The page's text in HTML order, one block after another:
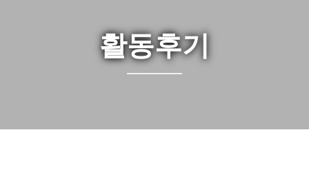
활동후기